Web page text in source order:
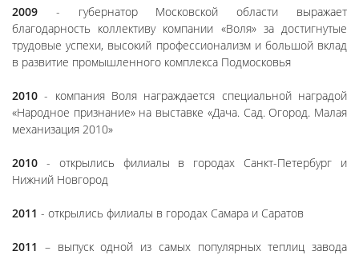
2009 - губернатор Московской области выражает
благодарность коллективу компании «Воля» за достигнутые
трудовые успехи, высокий профессионализм и большой вклад
в развитие промышленного комплекса Подмосковья
2010- компания Воля награждается специальной наградой
«Народное признание» на выставке «Дача. Сад. Огород. Малая
механизация 2010»
2010 - открылись филиалы в городах Санкт-Петербург и
Нижний Новгород
2011 - открылись филиалы в городах Самара и Саратов
2011 – выпуск одной из самых популярных теплиц завода